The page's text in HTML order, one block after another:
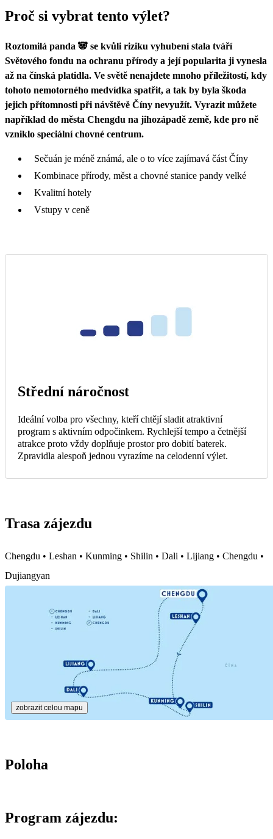
Proč si vybrat tento výlet?
Roztomilá panda 🐼 se kvůli riziku vyhubení stala tváří
Světového fondu na ochranu přírody a její popularita ji vynesla
až na čínská platidla. Ve světě nenajdete mnoho příležitostí, kdy
tohoto nemotorného medvídka spatřit, a tak by byla škoda
jejich přítomnosti při návštěvě Číny nevyužít. Vyrazit můžete
například do města Chengdu na jihozápadě země, kde pro ně
vzniklo speciální chovné centrum.
Sečuán je méně známá, ale o to více zajímavá část Číny
Kombinace přírody, měst a chovné stanice pandy velké
Kvalitní hotely
Vstupy v ceně
Střední náročnost
Ideální volba pro všechny, kteří chtějí sladit atraktivní
program s aktivním odpočinkem. Rychlejší tempo a četnější
atrakce proto vždy doplňuje prostor pro dobití baterek.
Zpravidla alespoň jednou vyrazíme na celodenní výlet.
Trasa zájezdu
Chengdu • Leshan • Kunming • Shilin • Dali • Lijiang • Chengdu •
Dujiangyan
zobrazit celou mapu
Poloha
Program zájezdu: